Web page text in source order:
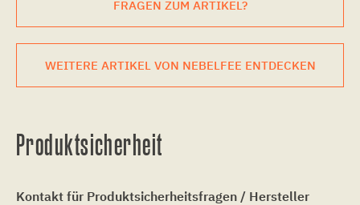
FRAGEN ZUM ARTIKEL?
WEITERE ARTIKEL VON NEBELFEE ENTDECKEN
Produktsicherheit
Kontakt für Produktsicherheitsfragen / Hersteller